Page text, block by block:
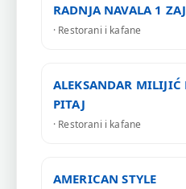
RADNJA NAVALA 1
· Restorani i kafane
ALEKSANDAR MILIJIĆ
PITAJ
· Restorani i kafane
AMERICAN STYLE